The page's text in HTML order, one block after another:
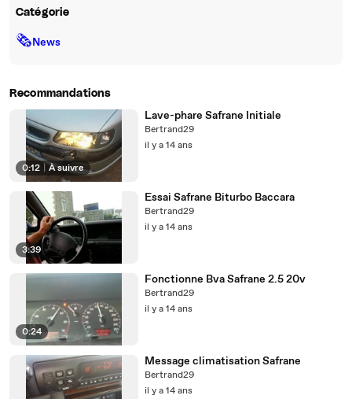
Catégorie
🗞News
Recommandations
0:12 À suivre
Lave-phare Safrane Initiale
Bertrand29
il y a 14 ans
3:39
Essai Safrane Biturbo Baccara
Bertrand29
il y a 14 ans
0:24
Fonctionne Bva Safrane 2.5 20v
Bertrand29
il y a 14 ans
Message climatisation Safrane
Bertrand29
il y a 14 ans